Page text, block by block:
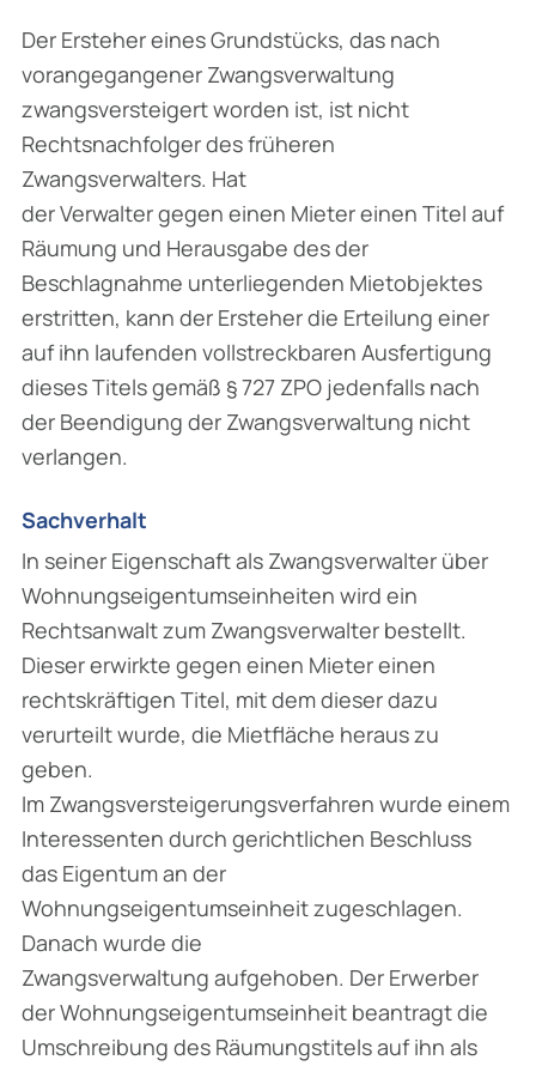
Der Ersteher eines Grundstücks, das nach
vorangegangener Zwangsverwaltung
zwangsversteigert worden ist, ist nicht
Rechtsnachfolger des früheren
Zwangsverwalters. Hat
der Verwalter gegen einen Mieter einen Titel auf
Räumung und Herausgabe des der
Beschlagnahme unterliegenden Mietobjektes
erstritten, kann der Ersteher die Erteilung einer
auf ihn laufenden vollstreckbaren Ausfertigung
dieses Titels gemäß § 727 ZPO jedenfalls nach
der Beendigung der Zwangsverwaltung nicht
verlangen.
Sachverhalt
In seiner Eigenschaft als Zwangsverwalter über
Wohnungseigentumseinheiten wird ein
Rechtsanwalt zum Zwangsverwalter bestellt.
Dieser erwirkte gegen einen Mieter einen
rechtskräftigen Titel, mit dem dieser dazu
verurteilt wurde, die Mietfläche heraus zu
geben.
Im Zwangsversteigerungsverfahren wurde einem
Interessenten durch gerichtlichen Beschluss
das Eigentum an der
Wohnungseigentumseinheit zugeschlagen.
Danach wurde die
Zwangsverwaltung aufgehoben. Der Erwerber
der Wohnungseigentumseinheit beantragt die
Umschreibung des Räumungstitels auf ihn als